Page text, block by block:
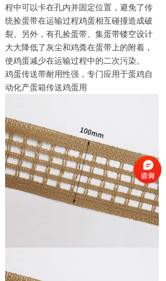
程中可以卡在孔内并固定位置，避免了传
统捡蛋带在运输过程鸡蛋相互碰撞造成破
裂。另外，有孔捡蛋带、集蛋带镂空设计
大大降低了灰尘和鸡粪在蛋带上的附着，
使鸡蛋减少在运输过程中的二次污染。
鸡蛋传送带耐用性强，专门应用于蛋鸡自
动化产蛋箱传送鸡蛋用